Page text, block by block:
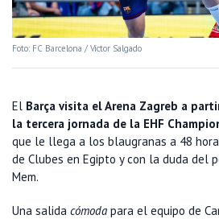
Foto: FC Barcelona / Víctor Salgado
El Barça visita el Arena Zagreb a
la tercera jornada de la EHF
que le llega a los blaugranas a 48
de Clubes en Egipto y con la duda del
Mem.
Una salida cómoda para el equipo de